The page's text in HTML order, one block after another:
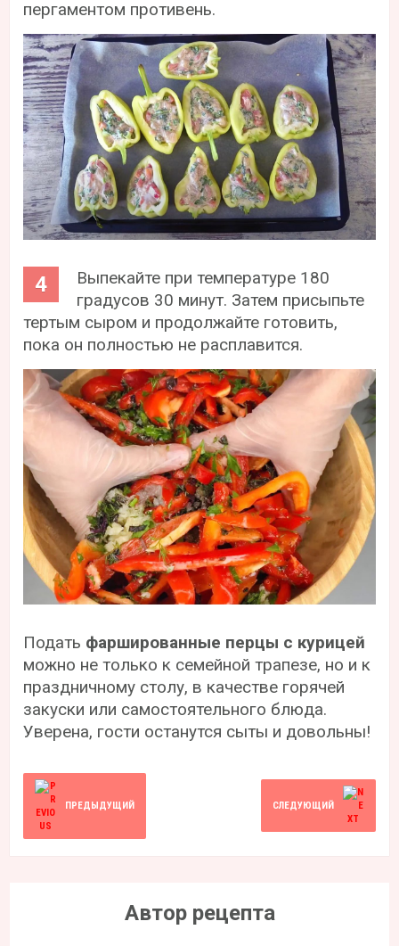
пергаментом противень.
Выпекайте при температуре 180
градусов 30 минут. Затем присыпьте
тертым сыром и продолжайте готовить,
пока он полностью не расплавится.
Подать фаршированные перцы с курицей
можно не только к семейной трапезе, но и к
праздничному столу, в качестве горячей
закуски или самостоятельного блюда.
Уверена, гости останутся сыты и довольны!
ПРЕДЫДУЩИЙ СЛЕДУЮЩИЙ
Автор рецепта